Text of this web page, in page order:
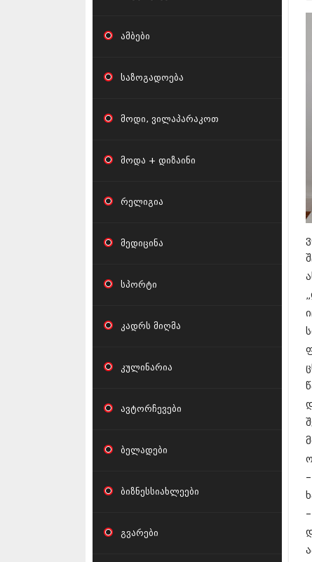
ამბები
საზოგადოება
მოდი, ვილაპარაკოთ
მოდა + დიზაინი
რელიგია
მედიცინა
სპორტი
კადრს მიღმა
კულინარია
ავტორჩევები
ბელადები
ბიზნესსიახლეები
გვარები